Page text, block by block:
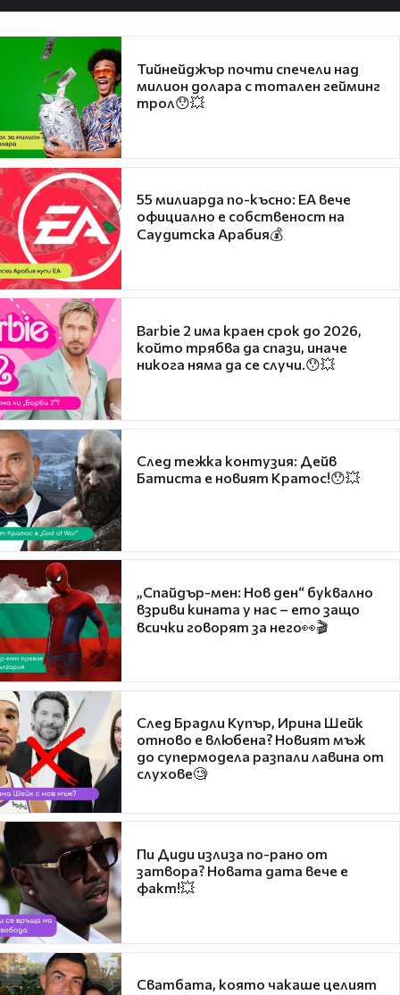
Тийнейджър почти спечели над
милион долара с тотален гейминг
трол😯💥
55 милиарда по-късно: EA вече
официално е собственост на
Саудитска Арабия💰
Barbie 2 има краен срок до 2026,
който трябва да спази, иначе
никога няма да се случи.😯💥
След тежка контузия: Дейв
Батиста е новият Кратос!😯💥
„Спайдър-мен: Нов ден“ буквално
взриви кината у нас – ето защо
всички говорят за него👀🎬
След Брадли Купър, Ирина Шейк
отново е влюбена? Новият мъж
до супермодела разпали лавина от
слухове🧐
Пи Диди излиза по-рано от
затвора? Новата дата вече е
факт!💥
Сватбата, която чакаше целият